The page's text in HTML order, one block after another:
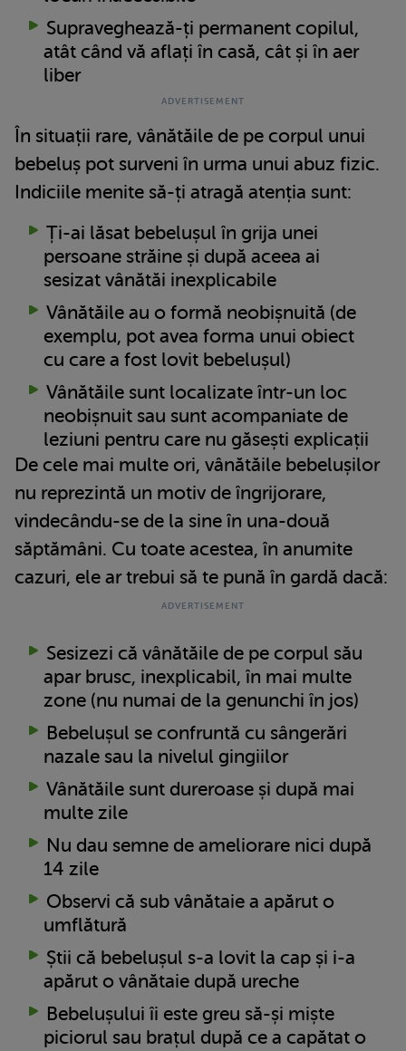
Supraveghează-ți permanent copilul,
atât când vă aflați în casă, cât și în aer
liber
În situații rare, vânătăile de pe corpul unui
bebeluș pot surveni în urma unui abuz fizic.
Indiciile menite să-ți atragă atenția sunt:
Ți-ai lăsat bebelușul în grija unei
persoane străine și după aceea ai
sesizat vânătăi inexplicabile
Vânătăile au o formă neobișnuită (de
exemplu, pot avea forma unui obiect
cu care a fost lovit bebelușul)
Vânătăile sunt localizate într-un loc
neobișnuit sau sunt acompaniate de
leziuni pentru care nu găsești explicații
De cele mai multe ori, vânătăile bebelușilor
nu reprezintă un motiv de îngrijorare,
vindecându-se de la sine în una-două
săptămâni. Cu toate acestea, în anumite
cazuri, ele ar trebui să te pună în gardă dacă:
Sesizezi că vânătăile de pe corpul său
apar brusc, inexplicabil, în mai multe
zone (nu numai de la genunchi în jos)
Bebelușul se confruntă cu sângerări
nazale sau la nivelul gingiilor
Vânătăile sunt dureroase și după mai
multe zile
Nu dau semne de ameliorare nici după
14 zile
Observi că sub vânătaie a apărut o
umflătură
Știi că bebelușul s-a lovit la cap și i-a
apărut o vânătaie după ureche
Bebelușului îi este greu să-și miște
piciorul sau brațul după ce a capătat o